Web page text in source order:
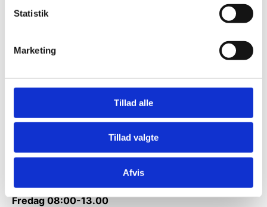
Statistik
Marketing
Tillad alle
Tillad valgte
Afvis
7430 Ikast
Telefon træffetid:
Mandag til torsdag: 10:00 – 14:00.
man-torsdag fra 08:00-16:00.
Fredag 08:00-13.00